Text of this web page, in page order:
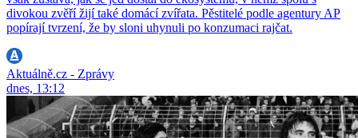
divokou zvěří žijí také domácí zvířata. Pěstitelé podle agentury AP
popírají tvrzení, že by sloni uhynuli po konzumaci rajčat.
Aktuálně.cz - Zprávy
dnes, 13:12